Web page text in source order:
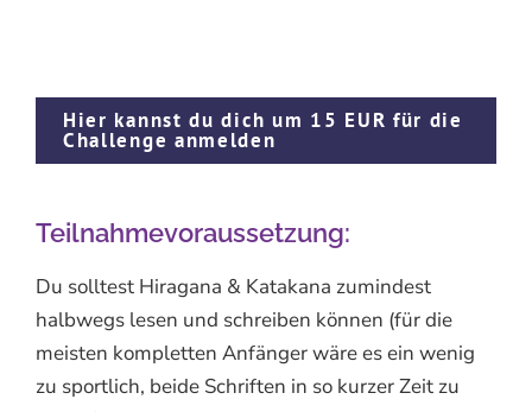
Hier kannst du dich um 15 EUR für die
Challenge anmelden
Teilnahmevoraussetzung:
Du solltest Hiragana & Katakana zumindest
halbwegs lesen und schreiben können (für die
meisten kompletten Anfänger wäre es ein wenig
zu sportlich, beide Schriften in so kurzer Zeit zu